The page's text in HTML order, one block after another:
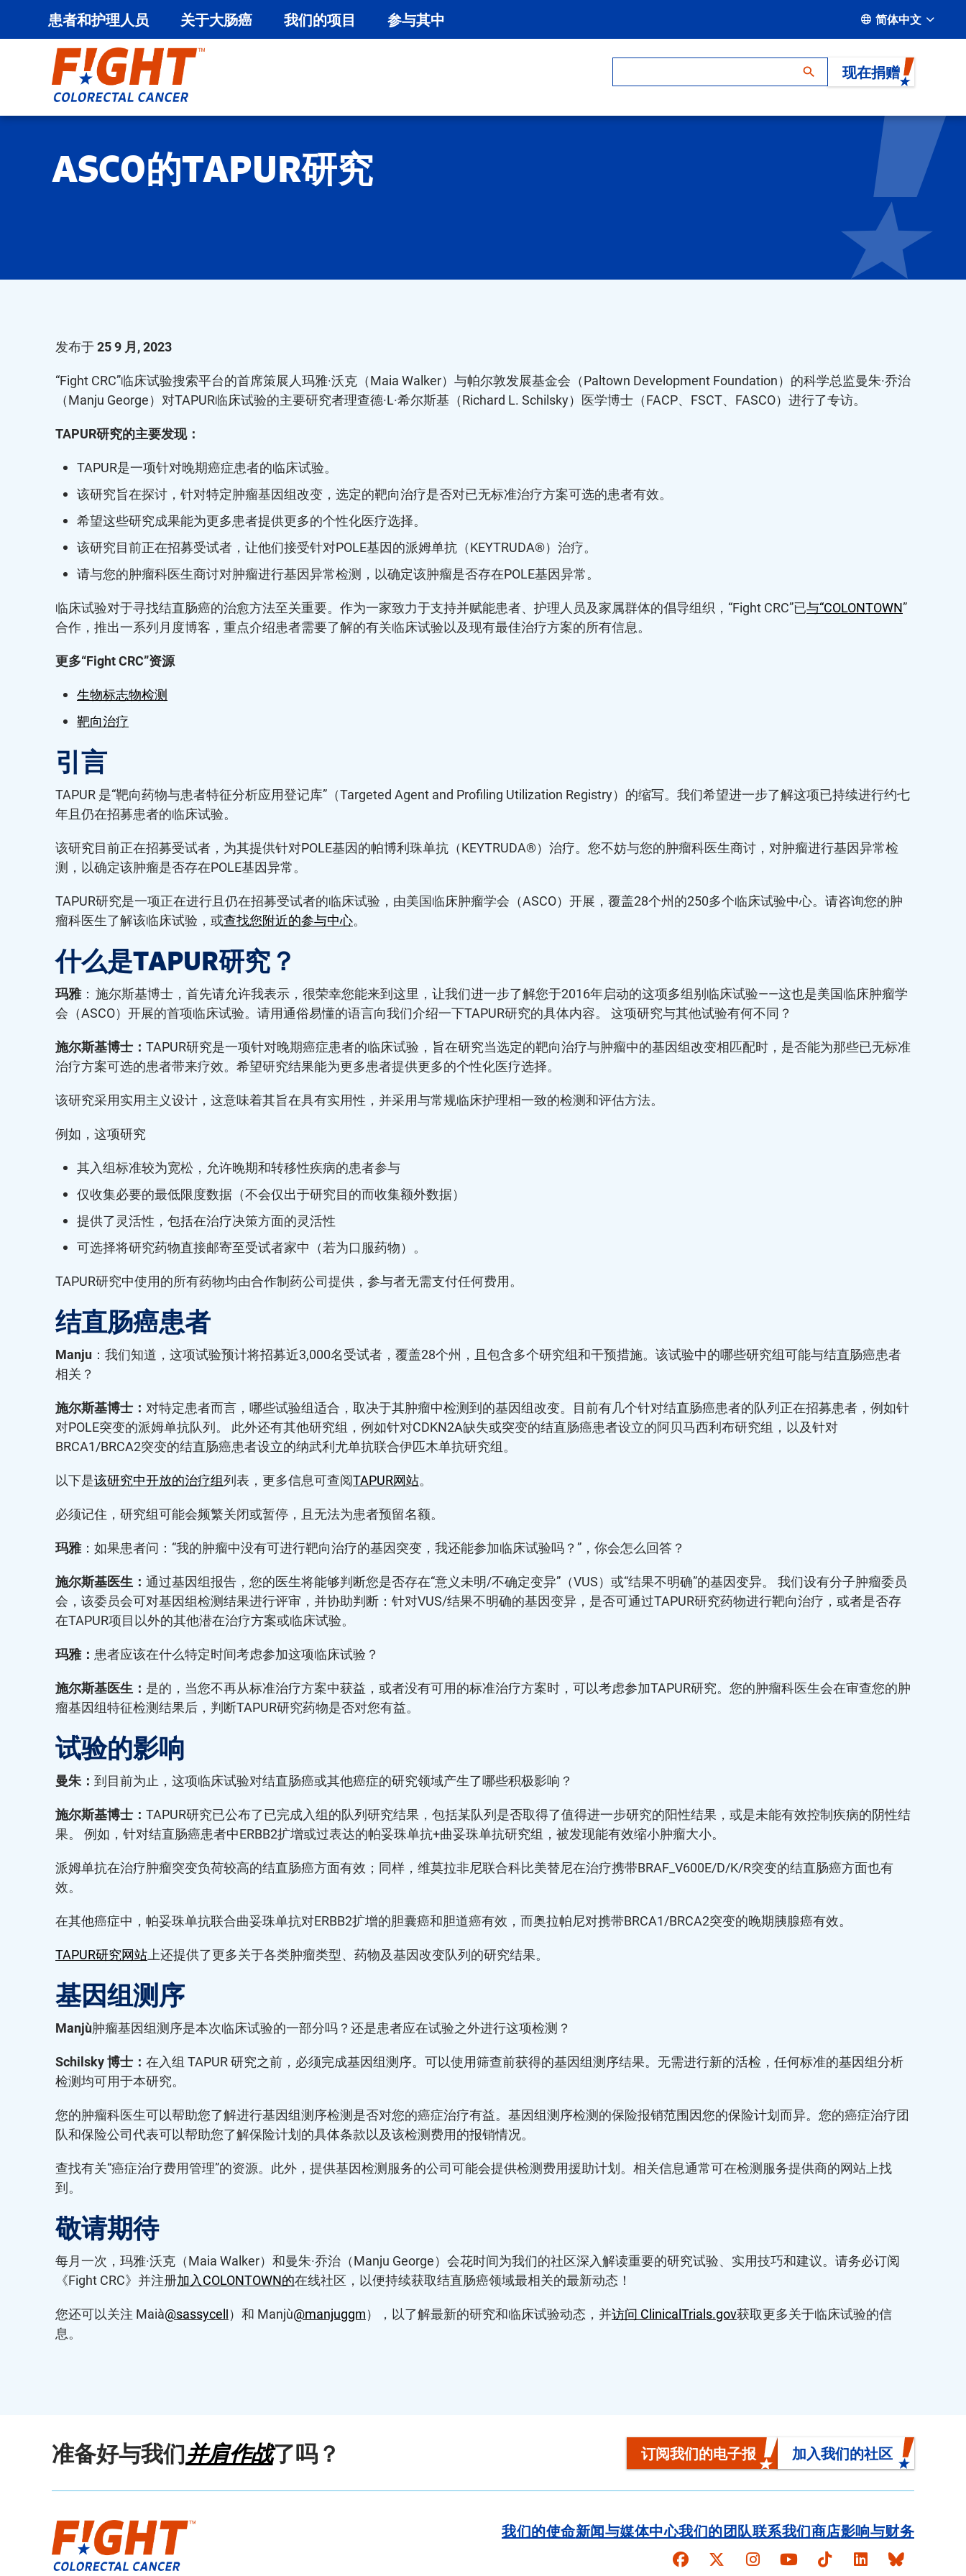
容
患者和护理人员 关于大肠癌 我们的项目 参与其中 简体中文
现在捐赠
ASCO的TAPUR研究
发布于25 9 月, 2023
“Fight CRC”临床试验搜索平台的首席策展人玛雅·沃克（Maia Walker）与帕尔敦发展基金会（Paltown Development Foundation）的科学总监曼朱·乔治
（Manju George）对TAPUR临床试验的主要研究者理查德·L·希尔斯基（Richard L. Schilsky）医学博士（FACP、FSCT、FASCO）进行了专访。
TAPUR研究的主要发现：
TAPUR是一项针对晚期癌症患者的临床试验。
该研究旨在探讨，针对特定肿瘤基因组改变，选定的靶向治疗是否对已无标准治疗方案可选的患者有效。
希望这些研究成果能为更多患者提供更多的个性化医疗选择。
该研究目前正在招募受试者，让他们接受针对POLE基因的派姆单抗（KEYTRUDA®）治疗。
请与您的肿瘤科医生商讨对肿瘤进行基因异常检测，以确定该肿瘤是否存在POLE基因异常。
临床试验对于寻找结直肠癌的治愈方法至关重要。作为一家致力于支持并赋能患者、护理人员及家属群体的倡导组织，“Fight CRC”已与“COLONTOWN”
合作，推出一系列月度博客，重点介绍患者需要了解的有关临床试验以及现有最佳治疗方案的所有信息。
更多“Fight CRC”资源
生物标志物检测
靶向治疗
引言
TAPUR 是“靶向药物与患者特征分析应用登记库”（Targeted Agent and Profiling Utilization Registry）的缩写。我们希望进一步了解这项已持续进行约七
年且仍在招募患者的临床试验。
该研究目前正在招募受试者，为其提供针对POLE基因的帕博利珠单抗（KEYTRUDA®）治疗。您不妨与您的肿瘤科医生商讨，对肿瘤进行基因异常检
测，以确定该肿瘤是否存在POLE基因异常。
TAPUR研究是一项正在进行且仍在招募受试者的临床试验，由美国临床肿瘤学会（ASCO）开展，覆盖28个州的250多个临床试验中心。请咨询您的肿
瘤科医生了解该临床试验，或查找您附近的参与中心。
什么是TAPUR研究？
玛雅： 施尔斯基博士，首先请允许我表示，很荣幸您能来到这里，让我们进一步了解您于2016年启动的这项多组别临床试验——这也是美国临床肿瘤学
会（ASCO）开展的首项临床试验。请用通俗易懂的语言向我们介绍一下TAPUR研究的具体内容。 这项研究与其他试验有何不同？
施尔斯基博士： TAPUR研究是一项针对晚期癌症患者的临床试验，旨在研究当选定的靶向治疗与肿瘤中的基因组改变相匹配时，是否能为那些已无标准
治疗方案可选的患者带来疗效。希望研究结果能为更多患者提供更多的个性化医疗选择。
该研究采用实用主义设计，这意味着其旨在具有实用性，并采用与常规临床护理相一致的检测和评估方法。
例如，这项研究
其入组标准较为宽松，允许晚期和转移性疾病的患者参与
仅收集必要的最低限度数据（不会仅出于研究目的而收集额外数据）
提供了灵活性，包括在治疗决策方面的灵活性
可选择将研究药物直接邮寄至受试者家中（若为口服药物）。
TAPUR研究中使用的所有药物均由合作制药公司提供，参与者无需支付任何费用。
结直肠癌患者
Manju ：我们知道，这项试验预计将招募近3,000名受试者，覆盖28个州，且包含多个研究组和干预措施。该试验中的哪些研究组可能与结直肠癌患者
相关？
施尔斯基博士： 对特定患者而言，哪些试验组适合，取决于其肿瘤中检测到的基因组改变。目前有几个针对结直肠癌患者的队列正在招募患者，例如针
对POLE突变的派姆单抗队列。 此外还有其他研究组，例如针对CDKN2A缺失或突变的结直肠癌患者设立的阿贝马西利布研究组，以及针对
BRCA1/BRCA2突变的结直肠癌患者设立的纳武利尤单抗联合伊匹木单抗研究组。
以下是该研究中开放的治疗组列表，更多信息可查阅TAPUR网站。
必须记住，研究组可能会频繁关闭或暂停，且无法为患者预留名额。
玛雅：如果患者问：“我的肿瘤中没有可进行靶向治疗的基因突变，我还能参加临床试验吗？”，你会怎么回答？
施尔斯基医生： 通过基因组报告，您的医生将能够判断您是否存在“意义未明/不确定变异”（VUS）或“结果不明确”的基因变异。 我们设有分子肿瘤委员
会，该委员会可对基因组检测结果进行评审，并协助判断：针对VUS/结果不明确的基因变异，是否可通过TAPUR研究药物进行靶向治疗，或者是否存
在TAPUR项目以外的其他潜在治疗方案或临床试验。
玛雅： 患者应该在什么特定时间考虑参加这项临床试验？
施尔斯基医生： 是的，当您不再从标准治疗方案中获益，或者没有可用的标准治疗方案时，可以考虑参加TAPUR研究。您的肿瘤科医生会在审查您的肿
瘤基因组特征检测结果后，判断TAPUR研究药物是否对您有益。
试验的影响
曼朱： 到目前为止，这项临床试验对结直肠癌或其他癌症的研究领域产生了哪些积极影响？
施尔斯基博士： TAPUR研究已公布了已完成入组的队列研究结果，包括某队列是否取得了值得进一步研究的阳性结果，或是未能有效控制疾病的阴性结
果。 例如，针对结直肠癌患者中ERBB2扩增或过表达的帕妥珠单抗+曲妥珠单抗研究组，被发现能有效缩小肿瘤大小。
派姆单抗在治疗肿瘤突变负荷较高的结直肠癌方面有效；同样，维莫拉非尼联合科比美替尼在治疗携带BRAF_V600E/D/K/R突变的结直肠癌方面也有
效。
在其他癌症中，帕妥珠单抗联合曲妥珠单抗对ERBB2扩增的胆囊癌和胆道癌有效，而奥拉帕尼对携带BRCA1/BRCA2突变的晚期胰腺癌有效。
TAPUR研究网站上还提供了更多关于各类肿瘤类型、药物及基因改变队列的研究结果。
基因组测序
Manju：肿瘤基因组测序是本次临床试验的一部分吗？还是患者应在试验之外进行这项检测？
Schilsky 博士： 在入组 TAPUR 研究之前，必须完成基因组测序。可以使用筛查前获得的基因组测序结果。无需进行新的活检，任何标准的基因组分析
检测均可用于本研究。
您的肿瘤科医生可以帮助您了解进行基因组测序检测是否对您的癌症治疗有益。基因组测序检测的保险报销范围因您的保险计划而异。您的癌症治疗团
队和保险公司代表可以帮助您了解保险计划的具体条款以及该检测费用的报销情况。
查找有关“癌症治疗费用管理”的资源。此外，提供基因检测服务的公司可能会提供检测费用援助计划。相关信息通常可在检测服务提供商的网站上找
到。
敬请期待
每月一次，玛雅·沃克（Maia Walker）和曼朱·乔治（Manju George）会花时间为我们的社区深入解读重要的研究试验、实用技巧和建议。请务必订阅
《Fight CRC》并注册加入COLONTOWN的在线社区，以便持续获取结直肠癌领域最相关的最新动态！
您还可以关注 Maia（@sassycell）和 Manju（@manjuggm），以了解最新的研究和临床试验动态，并访问 ClinicalTrials.gov获取更多关于临床试验的信
息。
准备好与我们并肩作战了吗？ 订阅我们的电子报 加入我们的社区
我们的使命新闻与媒体中心我们的团队联系我们商店影响与财务
Faceboook
X Instagram
YouTubeTikTokLinkedInBluesky